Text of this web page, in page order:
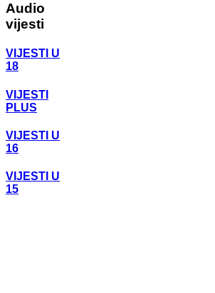
Audio
vijesti
VIJESTI U
18
VIJESTI
PLUS
VIJESTI U
16
VIJESTI U
15